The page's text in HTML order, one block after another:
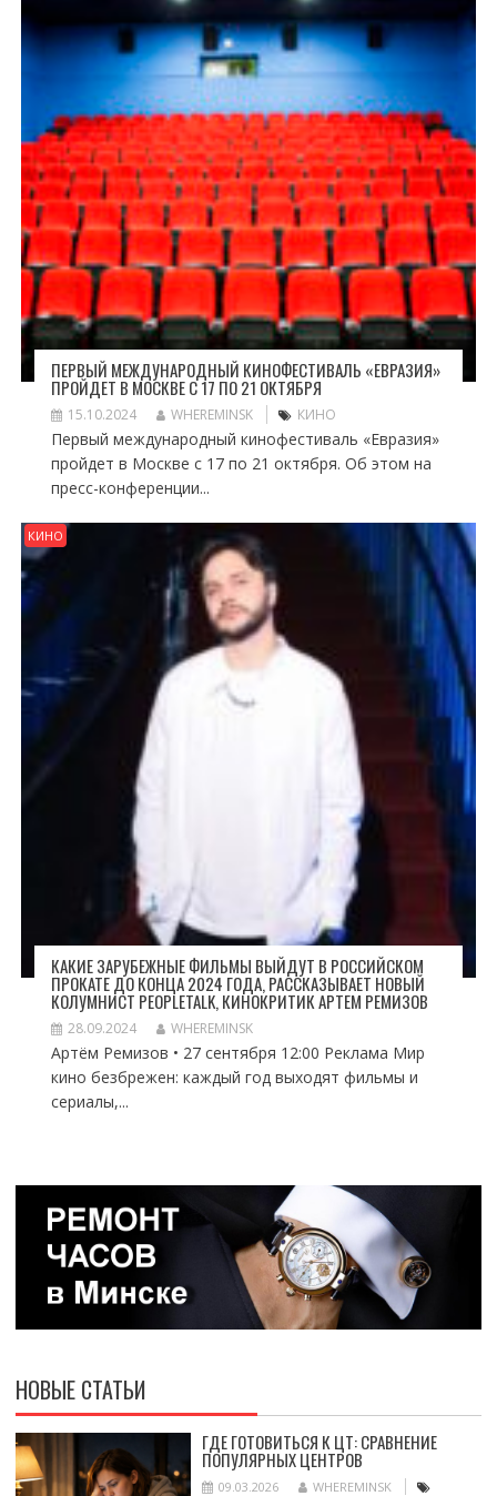
ПЕРВЫЙ МЕЖДУНАРОДНЫЙ КИНОФЕСТИВАЛЬ «ЕВРАЗИЯ»
ПРОЙДЕТ В МОСКВЕ С 17 ПО 21 ОКТЯБРЯ
15.10.2024 WHEREMINSK КИНО
Первый международный кинофестиваль «Евразия»
пройдет в Москве с 17 по 21 октября. Об этом на
пресс-конференции...
КИНО
КАКИЕ ЗАРУБЕЖНЫЕ ФИЛЬМЫ ВЫЙДУТ В РОССИЙСКОМ
ПРОКАТЕ ДО КОНЦА 2024 ГОДА, РАССКАЗЫВАЕТ НОВЫЙ
КОЛУМНИСТ PEOPLETALK, КИНОКРИТИК АРТЕМ РЕМИЗОВ
28.09.2024 WHEREMINSK
Артём Ремизов • 27 сентября 12:00 Реклама Мир
кино безбрежен: каждый год выходят фильмы и
сериалы,...
НОВЫЕ СТАТЬИ
ГДЕ ГОТОВИТЬСЯ К ЦТ: СРАВНЕНИЕ
ПОПУЛЯРНЫХ ЦЕНТРОВ
09.03.2026
WHEREMINSK